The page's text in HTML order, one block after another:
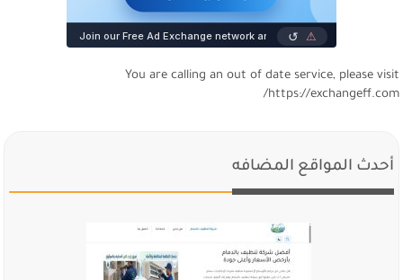
You are calling an out of date service, please visit
https://exchangeff.com/
أحدث المواقع المضافه